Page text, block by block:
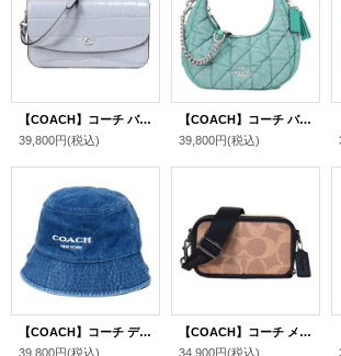
【COACH】コーチ バッグ クロコダイル エンボスドレザー ヘイデン フラップ 2WAY クラッチ クロスボディ 斜めがけ ショルダーバッグ グレーブルー（日本未発売）
39,800円(税込)
【COACH】コーチ バッグ 三日月型 デニム レザー キルティング カルメン ミニ ロゴ 2way チェーン クロスボディ 斜め掛け ショルダーバッグ ハンドバッグ アイビー×グリーン（日本未発売）
39,800円(税込)
【COACH】コーチ デニム コットン シグネチャー ロゴ バケットハット バケハ サファリハット 帽子 デニム XS/S 〔日本未発売〕
39,800円(税込)
【COACH】コーチ メンズ バッグ コーティングキャンバス レザー シグネチャー ワイアット ダブルジップ 2WAY 斜め掛け クロスボディ クラッチ ショルダーバッグ サンド×タン〔日本未発売〕
34,900円(税込)